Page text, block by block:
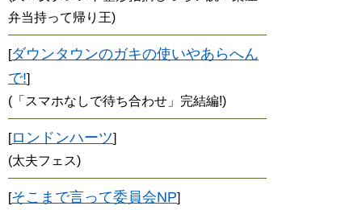
弁当持って帰り王)
[ダウンタウンのガキの使いやあらへん
で!]
(「スマホなしで待ち合わせ」完結編!)
[ロンドンハーツ]
(太夫フェス)
[そこまで言って委員会NP]